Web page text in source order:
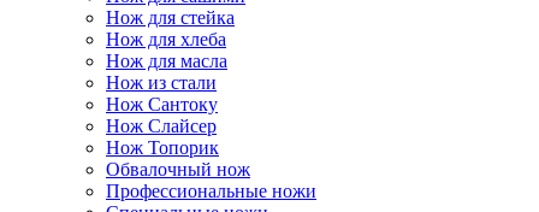
Нож для стейка
Нож для хлеба
Нож для масла
Нож из стали
Нож Сантоку
Нож Слайсер
Нож Топорик
Обвалочный нож
Профессиональные ножи